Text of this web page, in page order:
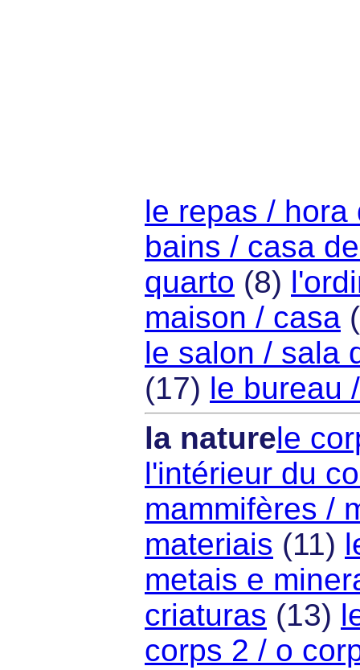
le repas / hora
bains / casa
quarto (8)
maison / casa
le salon / sala
(17) le bureau
la naturele
l'intérieur du
mammifères /
materiais (11)
metais e
criaturas (13)
corps 2 / o